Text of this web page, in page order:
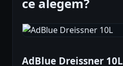
AdBlue Dreissner 10L